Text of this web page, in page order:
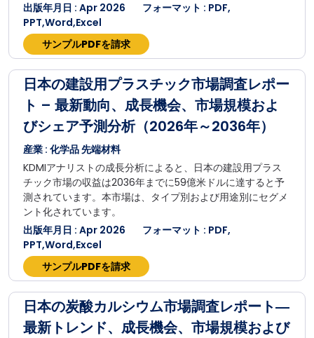
出版年月日 : Apr 2026
フォーマット : PDF,
PPT,Word,Excel
サンプルPDFを請求
日本の建設用プラスチック市場調査レポー
ト – 最新動向、成長機会、市場規模およ
びシェア予測分析（2026年～2036年）
産業 : 化学品 先端材料
KDMIアナリストの成長分析によると、日本の建設用プラス
チック市場の収益は2036年までに59億米ドルに達すると予
測されています。本市場は、タイプ別および用途別にセグメ
ント化されています。
出版年月日 : Apr 2026
フォーマット : PDF,
PPT,Word,Excel
サンプルPDFを請求
日本の炭酸カルシウム市場調査レポート―
最新トレンド、成長機会、市場規模および